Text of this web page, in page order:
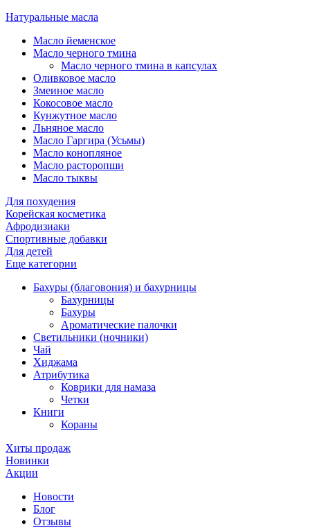
Натуральные масла
Масло йеменское
Масло черного тмина
Масло черного тмина в капсулах
Оливковое масло
Змеиное масло
Кокосовое масло
Кунжутное масло
Льняное масло
Масло Гаргира (Усьмы)
Масло конопляное
Масло расторопши
Масло тыквы
Для похудения
Корейская косметика
Афродизиаки
Спортивные добавки
Для детей
Еще категории
Бахуры (благовония) и бахурницы
Бахурницы
Бахуры
Ароматические палочки
Светильники (ночники)
Чай
Хиджама
Атрибутика
Коврики для намаза
Четки
Книги
Кораны
Хиты продаж
Новинки
Акции
Новости
Блог
Отзывы